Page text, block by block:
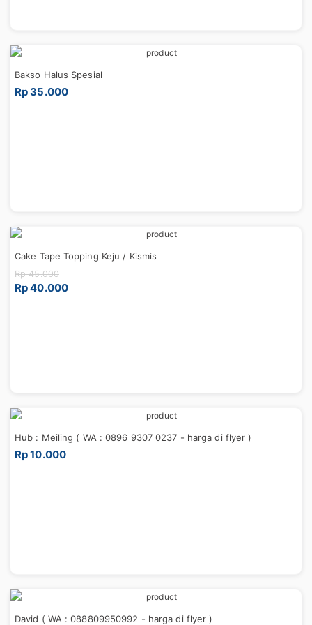
Bakso Halus Spesial
Rp 35.000
Cake Tape Topping Keju / Kismis
Rp 45.000
Rp 40.000
Hub : Meiling ( WA : 0896 9307 0237 - harga di flyer )
Rp 10.000
David ( WA : 088809950992 - harga di flyer )